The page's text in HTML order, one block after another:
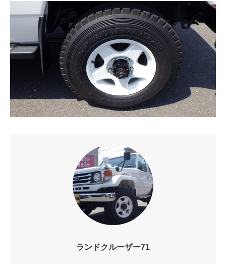
ランドクルーザー71